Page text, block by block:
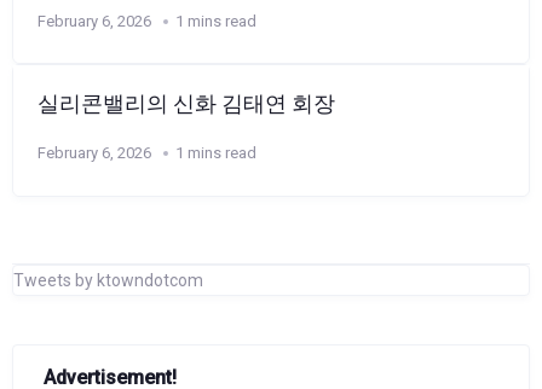
February 6, 2026 1 mins read
실리콘밸리의 신화 김태연 회장
February 6, 2026 1 mins read
Tweets by ktowndotcom
Advertisement!